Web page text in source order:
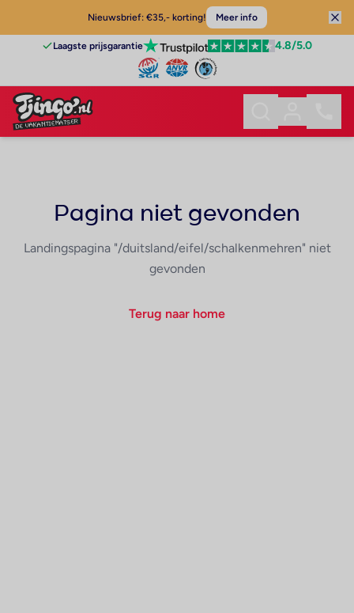
Nieuwsbrief: €35,- korting! Meer info
Laagste prijsgarantie 4.8/5.0
Pagina niet gevonden
Landingspagina "/duitsland/eifel/schalkenmehren" niet
gevonden
Terug naar home